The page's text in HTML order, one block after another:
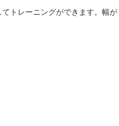
トレーニングができます。幅が